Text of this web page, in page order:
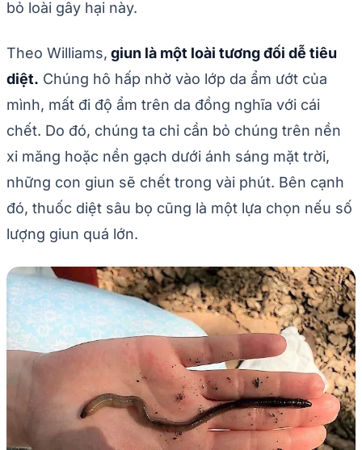
bỏ loài gây hại này.
Theo Williams, giun là một loài tương đối dễ tiêu
diệt. Chúng hô hấp nhờ vào lớp da ẩm ướt của
mình, mất đi độ ẩm trên da đồng nghĩa với cái
chết. Do đó, chúng ta chỉ cần bỏ chúng trên nền
xi măng hoặc nền gạch dưới ánh sáng mặt trời,
những con giun sẽ chết trong vài phút. Bên cạnh
đó, thuốc diệt sâu bọ cũng là một lựa chọn nếu số
lượng giun quá lớn.